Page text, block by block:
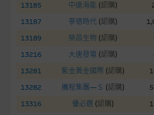
13185
中遠海能 (認購)
13187
寧德時代 (認購)
13189
榮昌生物 (認購)
13216
大唐發電 (認購)
13281
紫金黃金國際 (認購)
13282
攜程集團—Ｓ (認購)
13316
優必選 (認購)
無法收回部份或全部應收款項。結構
表現並不反映未來表現。產品的第二
股份有限公司可能是唯一報價方。閣
www.warrants.com.hk 之上市文件
自行評估箇中風險。如有需要，請徵